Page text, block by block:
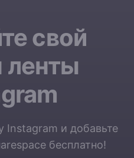
свой
ленты
Instagram и добавьте
бесплатно!